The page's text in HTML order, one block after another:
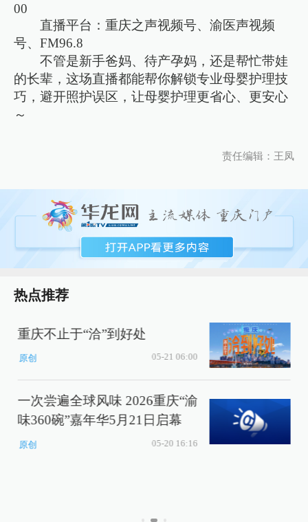
00
直播平台：重庆之声视频号、渝医声视频
号、FM96.8
不管是新手爸妈、待产孕妈，还是帮忙带娃
的长辈，这场直播都能帮你解锁专业母婴护理技
巧，避开照护误区，让母婴护理更省心、更安心
～
责任编辑：王凤
热点推荐
重庆不止于“洽”到好处
原创 05-21 06:00
一次尝遍全球风味 2026重庆“渝
味360碗”嘉年华5月21日启幕
原创 05-20 16:16